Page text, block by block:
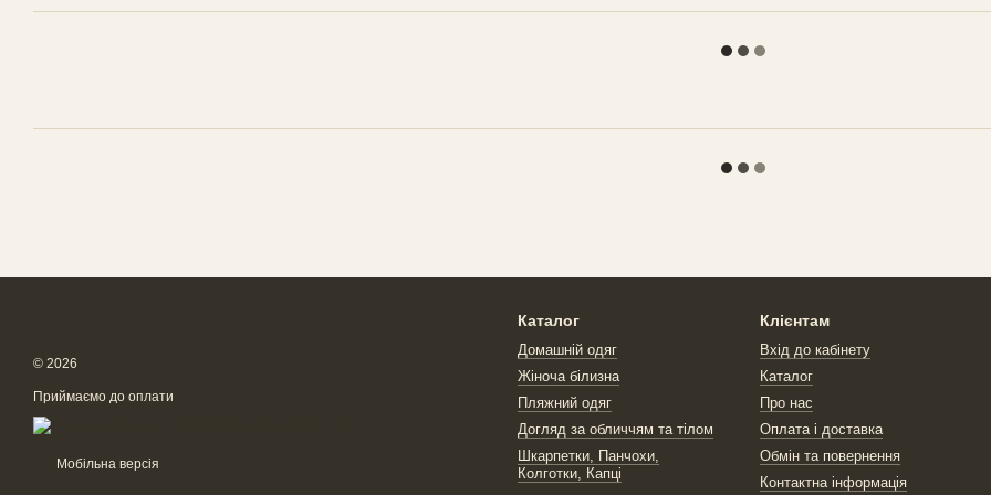
© 2026
Приймаємо до оплати
Мобільна версія
Каталог
Домашній одяг
Жіноча білизна
Пляжний одяг
Догляд за обличчям та тілом
Шкарпетки, Панчохи,
Колготки, Капці
Клієнтам
Вхід до кабінету
Каталог
Про нас
Оплата і доставка
Обмін та повернення
Контактна інформація